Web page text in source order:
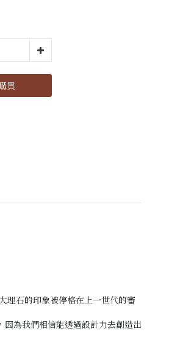
買
理石的印象被停格在上一世代的審
， 因為我們相信能透過設計力去創造出